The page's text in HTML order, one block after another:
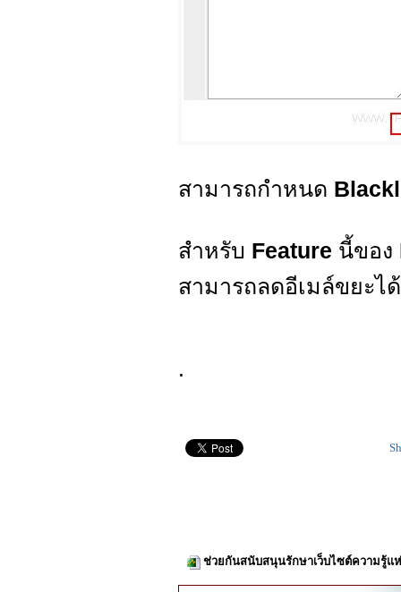
สามารถกำหนด
สำหรับ Feature นี้ของ
สามารถลดอีเมล์ขยะไ
.
ช่วยกันสนับสนุนรักษาเว็บไซต์ความรู้แ